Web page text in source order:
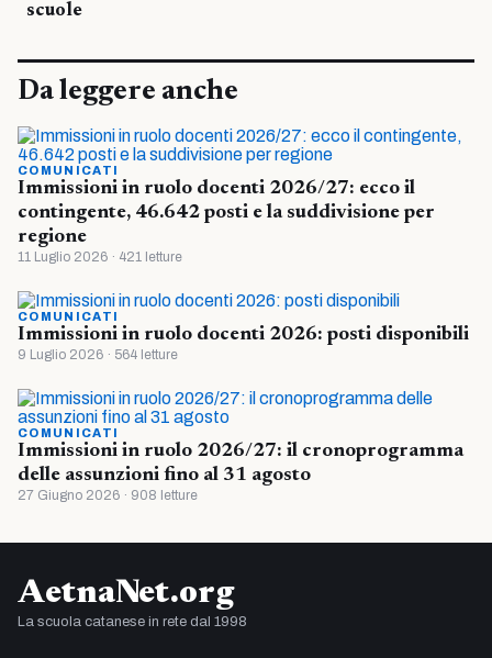
scuole
Da leggere anche
COMUNICATI
Immissioni in ruolo docenti 2026/27: ecco il
contingente, 46.642 posti e la suddivisione per
regione
11 Luglio 2026 · 421 letture
COMUNICATI
Immissioni in ruolo docenti 2026: posti disponibili
9 Luglio 2026 · 564 letture
COMUNICATI
Immissioni in ruolo 2026/27: il cronoprogramma
delle assunzioni fino al 31 agosto
27 Giugno 2026 · 908 letture
AetnaNet.org
La scuola catanese in rete dal 1998